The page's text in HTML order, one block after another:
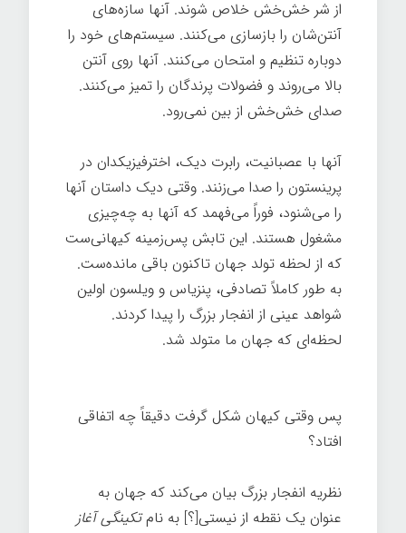
از شر خش‌خش خلاص شوند. آنها ساز‌ه‌های
آنتن‌شان را بازسازی می‌کنند. سیستم‌های خود را
دوباره تنظیم و امتحان می‌کنند. آنها روی آنتن
بالا می‌روند و فضولات پرندگان را تمیز می‌کنند.
صدای خش‌خش از بین نمی‌رود.
آنها با عصبانیت، رابرت دیک، اخترفیزیکدان در
پرینستون را صدا می‌زنند. وقتی دیک داستان آنها
را می‌شنود، فوراً می‌فهمد که آنها به چه‌چیزی
مشغول هستند. این تابش پس‌زمینه کیهانی‌ست
که از لحظه تولد جهان تاکنون باقی مانده‌ست.
به طور کاملاً تصادفی، پنزیاس و ویلسون اولین
شواهد عینی از انفجار بزرگ را پیدا کردند.
لحظه‌ای که جهان ما متولد شد.
پس وقتی کیهان شکل گرفت دقیقاً چه اتفاقی
افتاد؟
نظریه انفجار بزرگ بیان می‌کند که جهان به
عنوان یک نقطه از نیستی[؟] به نامتکینگی آغاز